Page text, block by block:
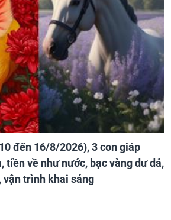
đến 16/8/2026), 3 con giáp
tiền về như nước, bạc vàng dư dả,
vận trình khai sáng